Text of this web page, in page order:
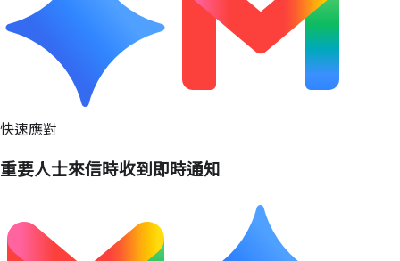
快速應對
重要人士來信時收到即時通知